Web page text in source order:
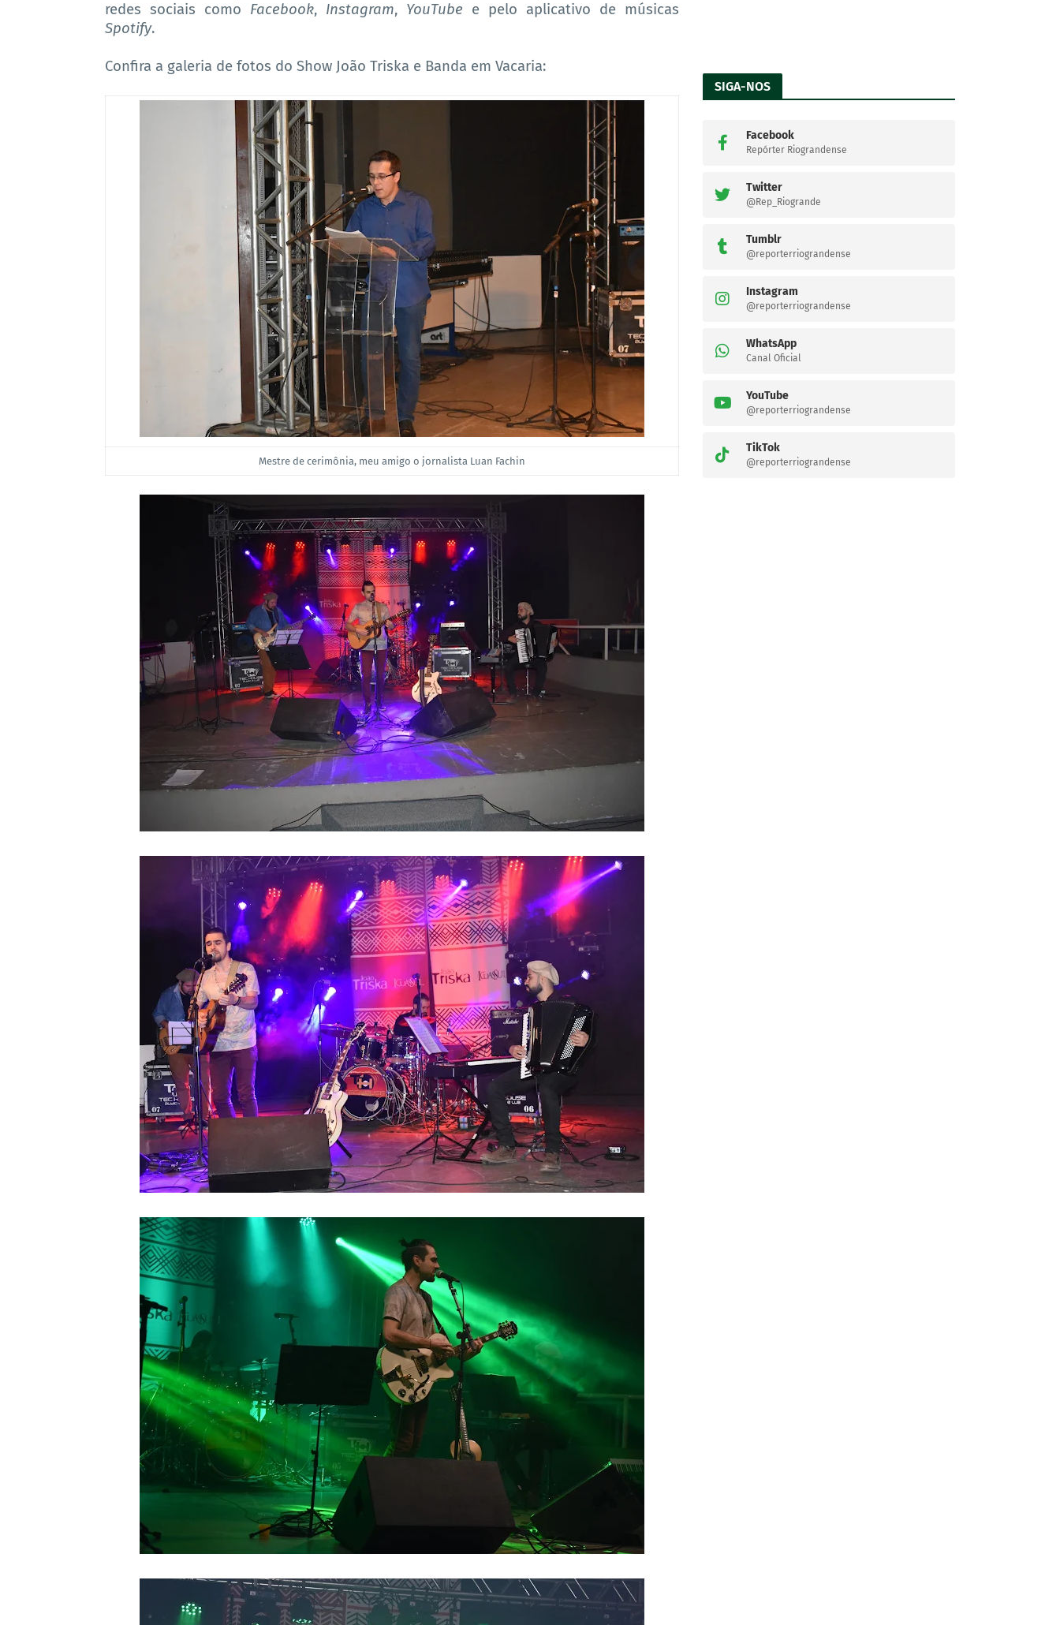
redes sociais como Facebook, Instagram, YouTube e pelo aplicativo de músicas
Spotify.
Confira a galeria de fotos do Show João Triska e Banda em Vacaria:
Mestre de cerimônia, meu amigo o jornalista Luan Fachin
SIGA-NOS
Facebook
Repórter Riograndense
Twitter
@Rep_Riogrande
Tumblr
@reporterriograndense
Instagram
@reporterriograndense
WhatsApp
Canal Oficial
YouTube
@reporterriograndense
TikTok
@reporterriograndense